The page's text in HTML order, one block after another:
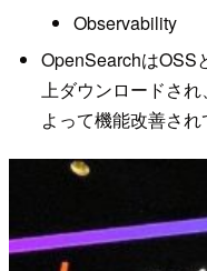
Observability
OpenSearchはOSS
上ダウンロードさ
よって機能改善され